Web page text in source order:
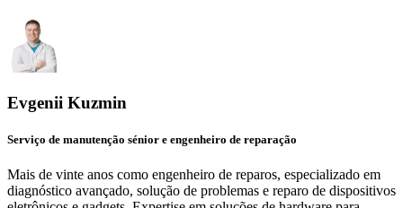
Evgenii Kuzmin
Serviço de manutenção sénior e engenheiro de reparação
Mais de vinte anos como engenheiro de reparos, especializado em
diagnóstico avançado, solução de problemas e reparo de dispositivos